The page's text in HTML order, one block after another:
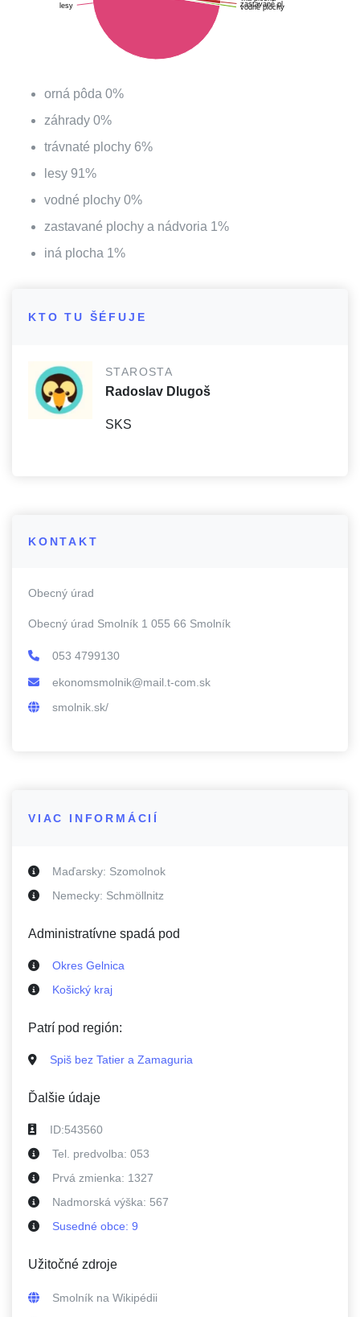
lesy vodné plochy
zastavané pl.
orná pôda 0%
záhrady 0%
trávnaté plochy 6%
lesy 91%
vodné plochy 0%
zastavané plochy a nádvoria 1%
iná plocha 1%
KTO TU ŠÉFUJE
STAROSTA
Radoslav Dlugoš
SKS
KONTAKT
Obecný úrad
Obecný úrad Smolník 1 055 66 Smolník
053 4799130
ekonomsmolnik@mail.t-com.sk
smolnik.sk/
VIAC INFORMÁCIÍ
Maďarsky: Szomolnok
Nemecky: Schmöllnitz
Administratívne spadá pod
Okres Gelnica
Košický kraj
Patrí pod región:
Spiš bez Tatier a Zamaguria
Ďalšie údaje
ID:543560
Tel. predvolba: 053
Prvá zmienka: 1327
Nadmorská výška: 567
Susedné obce: 9
Užitočné zdroje
Smolník na Wikipédii